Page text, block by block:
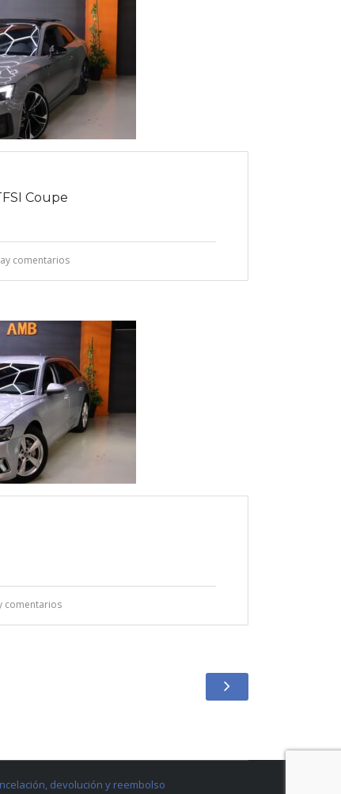
Coupe
comentarios
comentarios
devolución y reembolso